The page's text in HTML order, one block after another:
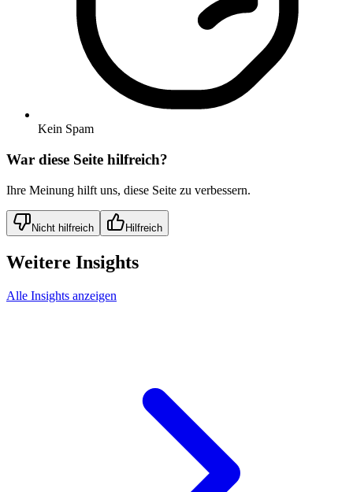
Kein Spam
War diese Seite hilfreich?
Ihre Meinung hilft uns, diese Seite zu verbessern.
Nicht hilfreich Hilfreich
Weitere Insights
Alle Insights anzeigen